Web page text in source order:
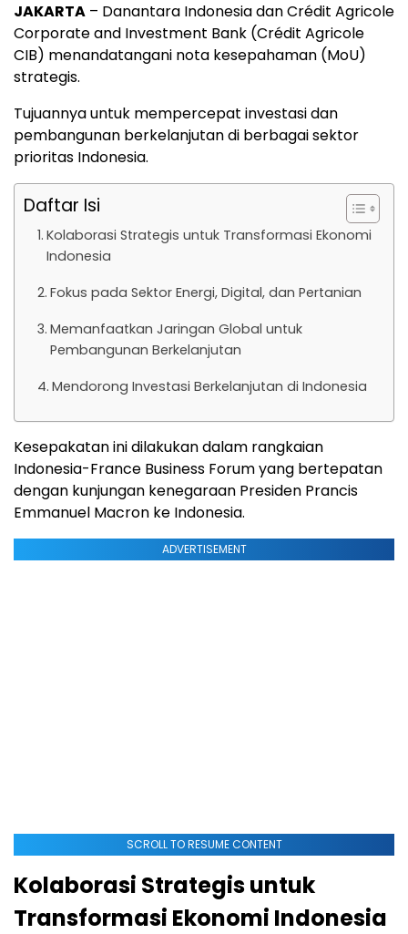
JAKARTA – Danantara Indonesia dan Crédit Agricole
Corporate and Investment Bank (Crédit Agricole
CIB) menandatangani nota kesepahaman (MoU)
strategis.
Tujuannya untuk mempercepat investasi dan
pembangunan berkelanjutan di berbagai sektor
prioritas Indonesia.
Daftar Isi
Kolaborasi Strategis untuk Transformasi Ekonomi
Indonesia
Fokus pada Sektor Energi, Digital, dan Pertanian
Memanfaatkan Jaringan Global untuk
Pembangunan Berkelanjutan
Mendorong Investasi Berkelanjutan di Indonesia
Kesepakatan ini dilakukan dalam rangkaian
Indonesia-France Business Forum yang bertepatan
dengan kunjungan kenegaraan Presiden Prancis
Emmanuel Macron ke Indonesia.
ADVERTISEMENT
SCROLL TO RESUME CONTENT
Kolaborasi Strategis untuk
Transformasi Ekonomi Indonesia